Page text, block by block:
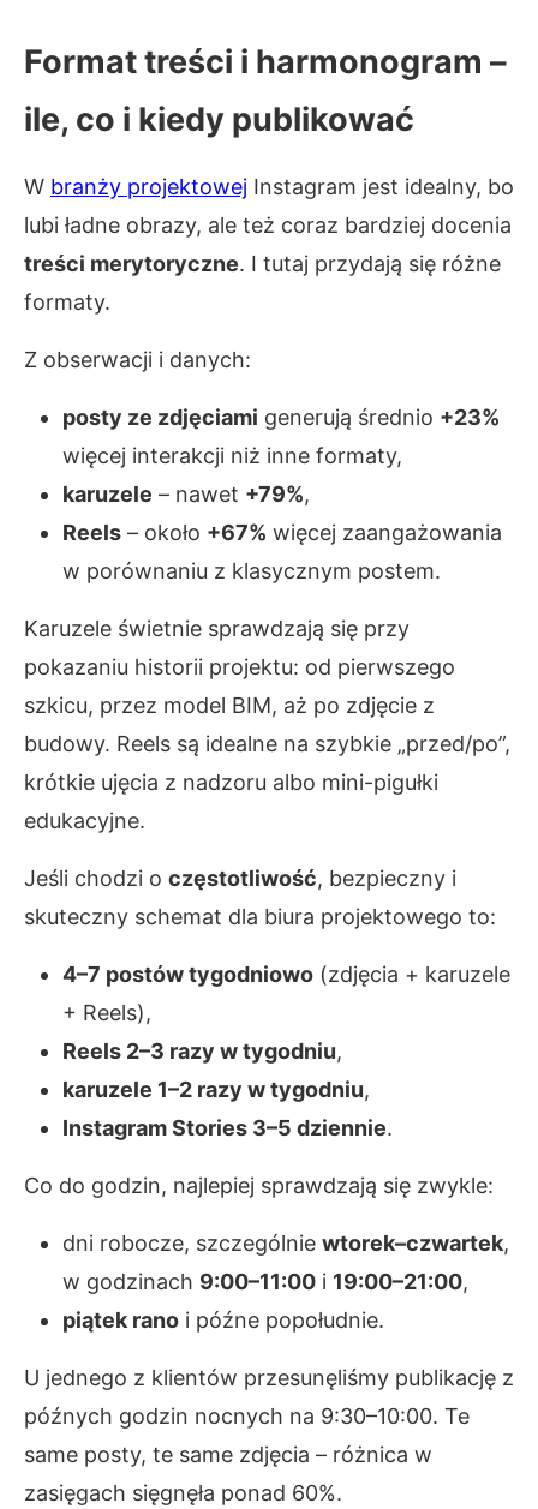
Format treści i harmonogram –
ile, co i kiedy publikować
W branży projektowej Instagram jest idealny, bo
lubi ładne obrazy, ale też coraz bardziej docenia
treści merytoryczne. I tutaj przydają się różne
formaty.
Z obserwacji i danych:
posty ze zdjęciami generują średnio +23%
więcej interakcji niż inne formaty,
karuzele – nawet +79%,
Reels – około +67% więcej zaangażowania
w porównaniu z klasycznym postem.
Karuzele świetnie sprawdzają się przy
pokazaniu historii projektu: od pierwszego
szkicu, przez model BIM, aż po zdjęcie z
budowy. Reels są idealne na szybkie „przed/po”,
krótkie ujęcia z nadzoru albo mini-pigułki
edukacyjne.
Jeśli chodzi o częstotliwość, bezpieczny i
skuteczny schemat dla biura projektowego to:
4–7 postów tygodniowo (zdjęcia + karuzele
+ Reels),
Reels 2–3 razy w tygodniu,
karuzele 1–2 razy w tygodniu,
Instagram Stories 3–5 dziennie.
Co do godzin, najlepiej sprawdzają się zwykle:
dni robocze, szczególnie wtorek–czwartek,
w godzinach 9:00–11:00 i 19:00–21:00,
piątek rano i późne popołudnie.
U jednego z klientów przesunęliśmy publikację z
późnych godzin nocnych na 9:30–10:00. Te
same posty, te same zdjęcia – różnica w
zasięgach sięgnęła ponad 60%.